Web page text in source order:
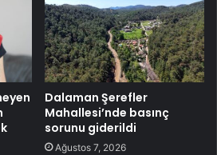
Dalaman Şerefler
Mahallesi’nde basınç
sorunu giderildi
Ağustos 7, 2026